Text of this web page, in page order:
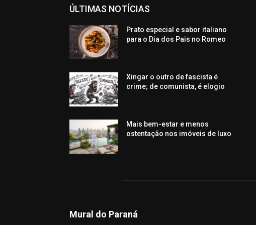
ÚLTIMAS NOTÍCIAS
Prato especial e sabor italiano
para o Dia dos Pais no Romeo
Xingar o outro de fascista é
crime; de comunista, é elogio
Mais bem-estar e menos
ostentação nos imóveis de luxo
Mural do Paraná